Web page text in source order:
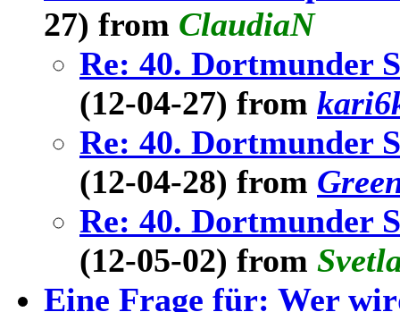
27) from ClaudiaN
Re: 40. Dortmunder
(12-04-27) from
Re: 40. Dortmunder
(12-04-28) from
Re: 40. Dortmunder
(12-05-02) from
Eine Frage für: Wer